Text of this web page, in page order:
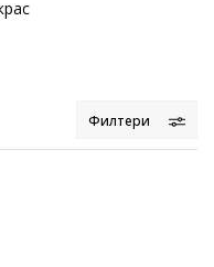
Филтери